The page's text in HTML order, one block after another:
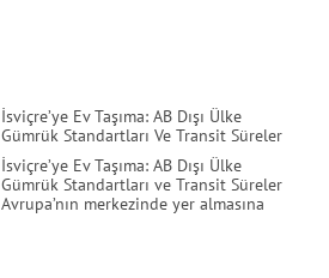
İsviçre’ye Ev Taşıma: AB Dışı Ülke
Gümrük Standartları Ve Transit Süreler
İsviçre’ye Ev Taşıma: AB Dışı Ülke
Gümrük Standartları ve Transit Süreler
Avrupa’nın merkezinde yer almasına